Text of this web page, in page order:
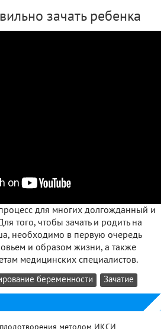
зачать ребенка
для многих долгожданный и
того, чтобы зачать и родить на
необходимо в первую очередь
и образом жизни, а также
медицинских специалистов.
беременности Зачатие
методом ИКСИ